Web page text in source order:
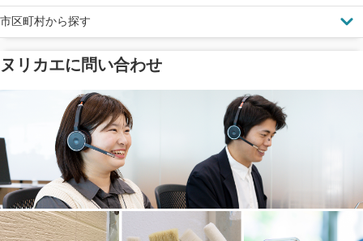
塗料の​品質を​保証
メーカー保証
工事保険
省エネ効果
断熱・遮熱塗料対応
雨漏り修繕
市区町村から探す
ヌリカエに問い合わせ